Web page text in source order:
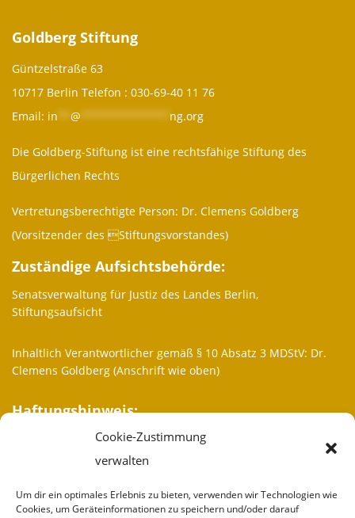
Cookie-Zustimmung
verwalten
Um dir ein optimales Erlebnis zu bieten, verwenden wir Technologien wie
Cookies, um Geräteinformationen zu speichern und/oder darauf
Goldberg Stiftung
Güntzelstraße 63
10717 Berlin Telefon : 030-69-40 11 76
Email: in @ ************** ng.org
Die Goldberg-Stiftung ist eine rechtsfähige Stiftung des
Bürgerlichen Rechts
Vertretungsberechtigte Person: Dr. Clemens Goldberg
(Vorsitzender des Stiftungsvorstandes)
Zuständige Aufsichtsbehörde:
Senatsverwaltung für Justiz des Landes Berlin,
Stiftungsaufsicht
Inhaltlich Verantwortlicher gemäß § 10 Absatz 3 MDStV: Dr.
Clemens Goldberg (Anschrift wie oben)
Haftungshinweis:
Trotz sorgfältiger inhaltlicher Kontrolle übernehmen wir keine
Haftung für die Inhalte externer Links. Für den Inhalt der
verantwortlich.